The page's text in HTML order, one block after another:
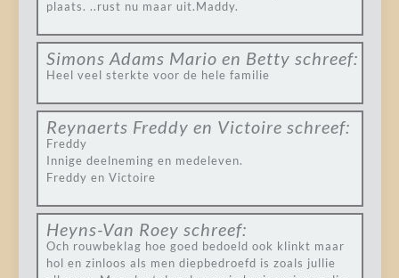
plaats. ..rust nu maar uit.Maddy.
Simons Adams Mario en Betty schreef:
Heel veel sterkte voor de hele familie
Reynaerts Freddy en Victoire schreef:
Freddy
Innige deelneming en medeleven.
Freddy en Victoire
Heyns-Van Roey schreef:
Och rouwbeklag hoe goed bedoeld ook klinkt maar
hol en zinloos als men diepbedroefd is zoals jullie